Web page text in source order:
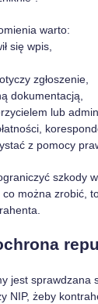
warto:
się wpis,
zgłoszenie,
dokumentacją,
lub
z pomocy
szkody
można zrobić,
jest sprawdzana
NIP, żeby